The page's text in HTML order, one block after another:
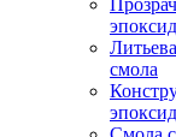
смола